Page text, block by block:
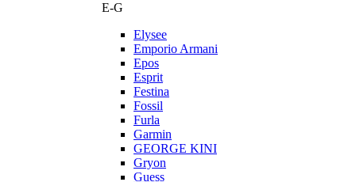
E-G
Elysee
Emporio Armani
Epos
Esprit
Festina
Fossil
Furla
Garmin
GEORGE KINI
Gryon
Guess